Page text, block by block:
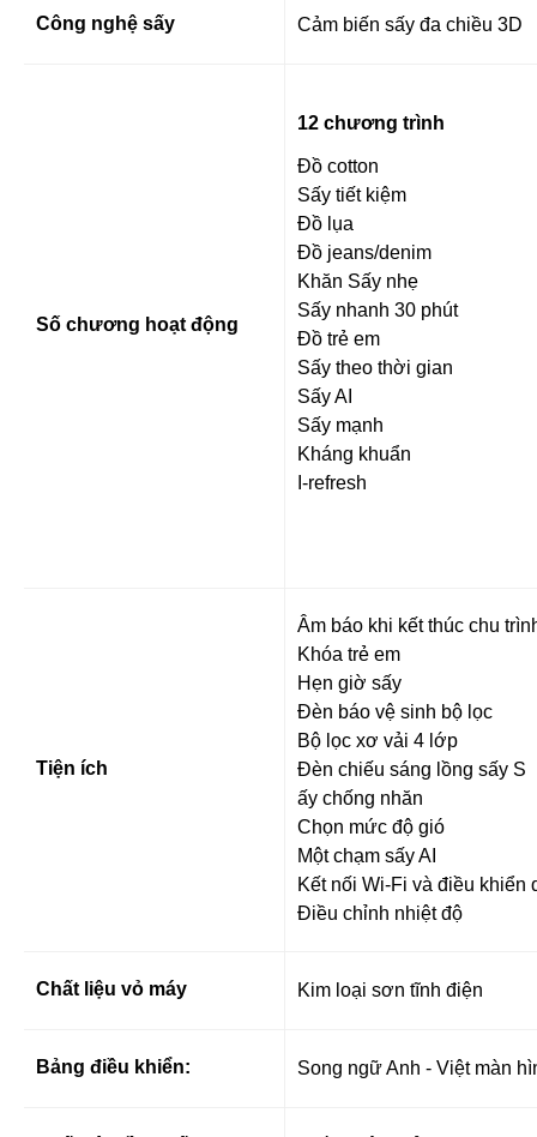
Công nghệ sấy Cảm biến sấy đa chiều 3D
Số chương hoạt động
12 chương trình
Đồ cotton
Sấy tiết kiệm
Đồ lụa
Đồ jeans/denim
Khăn Sấy nhẹ
Sấy nhanh 30 phút
Đồ trẻ em
Sấy theo thời gian
Sấy AI
Sấy mạnh
Kháng khuẩn
I-refresh
Tiện ích
Âm báo khi kết thúc chu
Khóa trẻ em
Hẹn giờ sấy
Đèn báo vệ sinh bộ lọc
Bộ lọc xơ vải 4 lớp
Đèn chiếu sáng lồng sấy S
ấy chống nhăn
Chọn mức độ gió
Một chạm sấy AI
Kết nối Wi-Fi và điều khiển
Điều chỉnh nhiệt độ
Chất liệu vỏ máy Kim loại sơn tĩnh điện
Bảng điều khiển: Song ngữ Anh - Việt màn